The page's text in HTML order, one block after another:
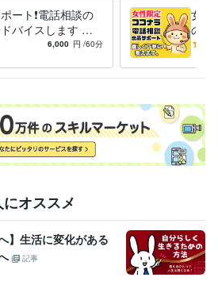
）
2442027/760213
時の音声】
530041
: 25年
マーサクセス / カスタマーサポート・ヘ
年
グ会社 1993年3月 ~ 現在
年3月 ~ 1993年2月
ート❗電話相談の
バイスします 登
ラチナ！実績600
6,000 円 /60分
女性
の練
千件
オススメ
】生活に変化がある
記事